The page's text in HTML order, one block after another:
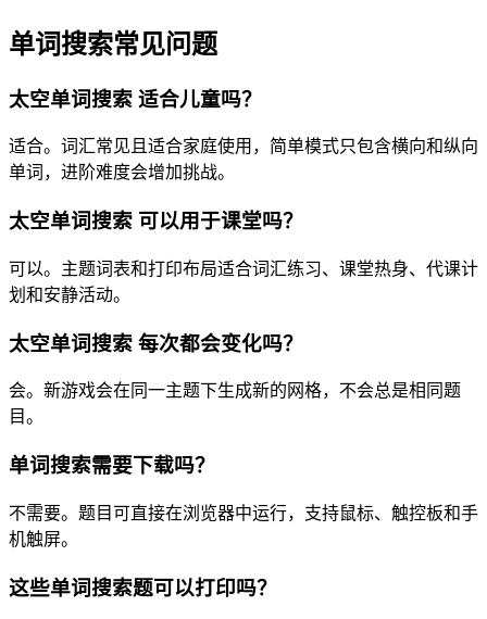
单词搜索常见问题
太空单词搜索 适合儿童吗？
适合。词汇常见且适合家庭使用，简单模式只包含横向和纵向
单词，进阶难度会增加挑战。
太空单词搜索 可以用于课堂吗？
可以。主题词表和打印布局适合词汇练习、课堂热身、代课计
划和安静活动。
太空单词搜索 每次都会变化吗？
会。新游戏会在同一主题下生成新的网格，不会总是相同题
目。
单词搜索需要下载吗？
不需要。题目可直接在浏览器中运行，支持鼠标、触控板和手
机触屏。
这些单词搜索题可以打印吗？